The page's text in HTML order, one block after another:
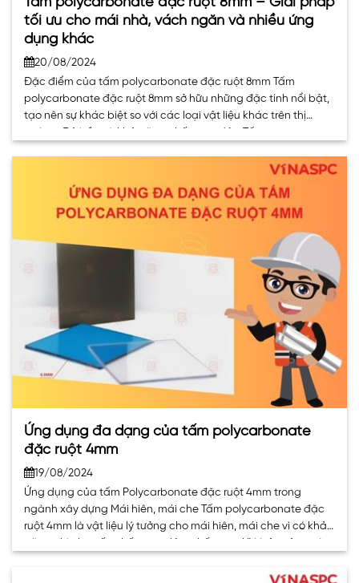
tối ưu cho mái nhà, vách ngăn và nhiều ứng
dụng khác
20/08/2024
Đặc điểm của tấm polycarbonate đặc ruột 8mm Tấm
polycarbonate đặc ruột 8mm sở hữu những đặc tính nổi bật,
tạo nên sự khác biệt so với các loại vật liệu khác trên thị
trường. Độ bền và khả năng chống va đập Tấm
Ứng dụng đa dạng của tấm polycarbonate
đặc ruột 4mm
19/08/2024
Ứng dụng của tấm Polycarbonate đặc ruột 4mm trong
ngành xây dựng Mái hiên, mái che Tấm polycarbonate đặc
ruột 4mm là vật liệu lý tưởng cho mái hiên, mái che vì có khả
năng chịu lực tốt, chống va đập, chống tia UV, bảo vệ người